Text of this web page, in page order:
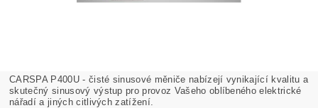
CARSPA P400U - čisté sinusové měniče nabízejí vynikající kvalitu a
skutečný sinusový výstup pro provoz Vašeho oblíbeného elektrické
nářadí a jiných citlivých zatížení.